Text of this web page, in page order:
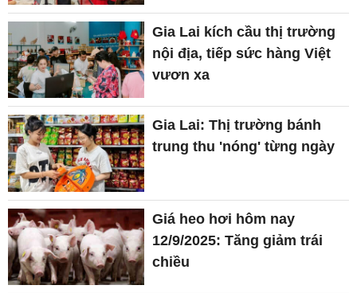
Gia Lai kích cầu thị trường
nội địa, tiếp sức hàng Việt
vươn xa
Gia Lai: Thị trường bánh
trung thu 'nóng' từng ngày
Giá heo hơi hôm nay
12/9/2025: Tăng giảm trái
chiều